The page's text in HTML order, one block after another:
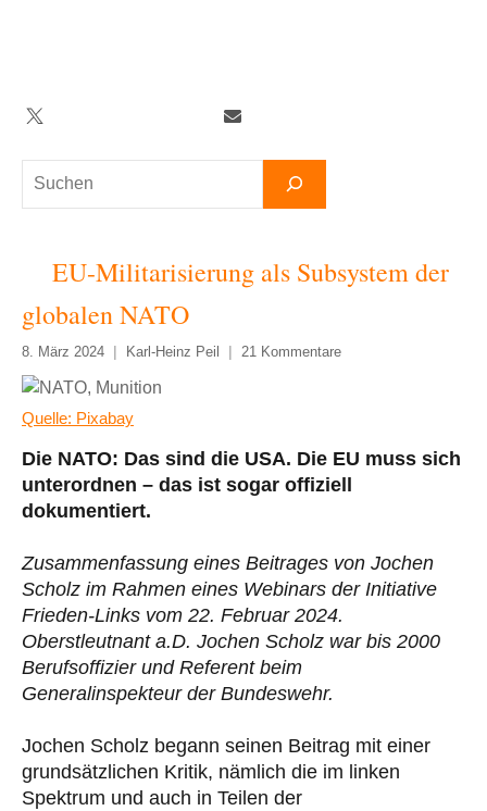
Suchen
Twitter TelegramNewsletter
EU-Militarisierung als Subsystem der
globalen NATO
8. März 2024 Karl-Heinz Peil 21 Kommentare
Quelle: Pixabay
Die NATO: Das sind die USA. Die EU muss sich
unterordnen – das ist sogar offiziell
dokumentiert.
Zusammenfassung eines Beitrages von Jochen
Scholz im Rahmen eines Webinars der Initiative
Frieden-Links vom 22. Februar 2024.
Oberstleutnant a.D. Jochen Scholz war bis 2000
Berufsoffizier und Referent beim
Generalinspekteur der Bundeswehr.
Jochen Scholz begann seinen Beitrag mit einer
grundsätzlichen Kritik, nämlich die im linken
Spektrum und auch in Teilen der